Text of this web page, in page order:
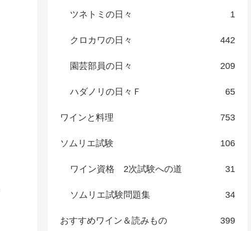
ツネトミの日々 1
クロカワの日々 442
園芸部員の日々 209
ハダノリの日々Ｆ 65
ワインと料理 753
ソムリエ試験 106
ワイン資格 2次試験への道 31
ソムリエ試験問題集 34
おすすめワイン＆読みもの 399